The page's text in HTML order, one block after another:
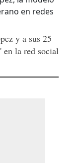
y a sus 25
en la red social